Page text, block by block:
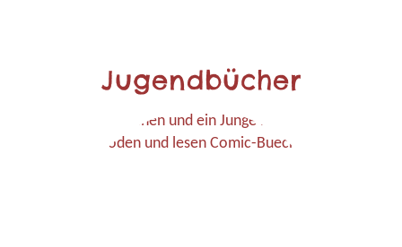
Jugendbücher